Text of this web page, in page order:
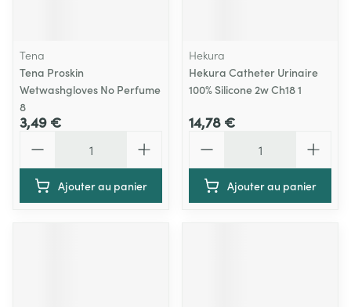
Tena
Tena Proskin
Wetwashgloves No Perfume
8
3,49 €
Ajouter au panier
Hekura
Hekura Catheter Urinaire
100% Silicone 2w Ch18 1
14,78 €
Ajouter au panier